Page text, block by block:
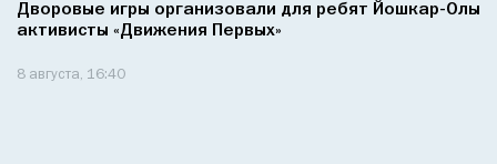
Дворовые игры организовали для ребят Йошкар-Олы
активисты «Движения Первых»
8 августа, 16:40